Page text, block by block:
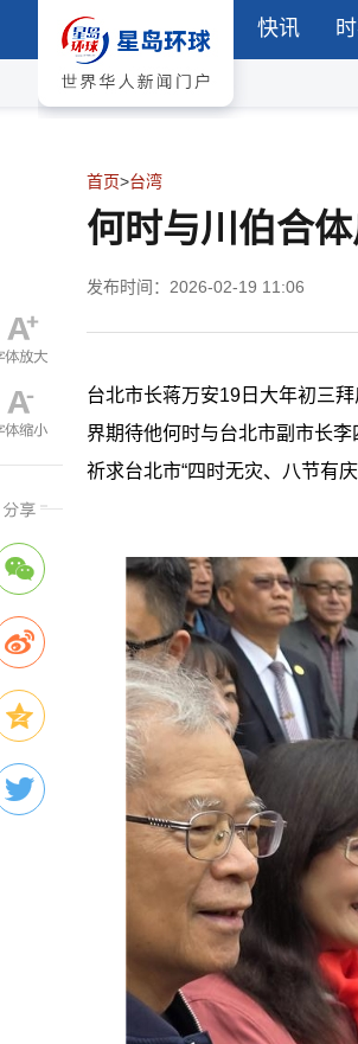
快讯
首页>台湾
何时与川伯合
发布时间：2026-02-19 11:06
台北市长蒋万安19日大年初三
界期待他何时与台北市副市长
祈求台北市“四时无灾、八节有庆